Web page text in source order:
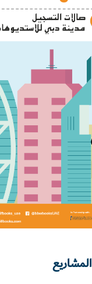
المشاريع